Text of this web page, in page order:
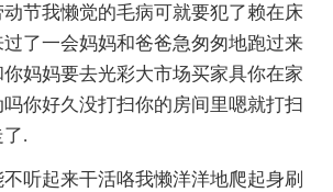
节我懒觉的毛病可就要犯了赖在床
过了一会妈妈和爸爸急匆匆地跑过来
妈妈要去光彩大市场买家具你在家
你好久没打扫你的房间里嗯就打扫
.
听起来干活咯我懒洋洋地爬起身刷